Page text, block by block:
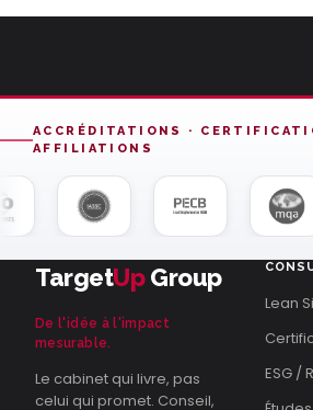
ACCRÉDITATIONS ·
AFFILIATIONS
TargetUpGroup
De l'idée à l'impact
mesurable.
Le cabinet qui livre, pas
celui qui promet. Conseil,
Lean
ESG /